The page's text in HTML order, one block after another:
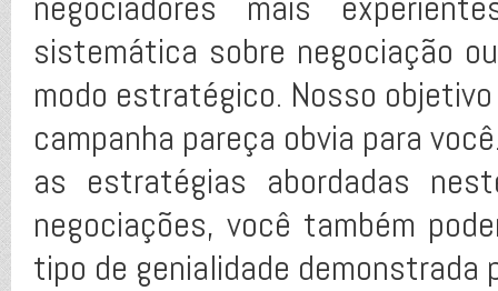
sistemática sobre negociação
modo estratégico. Nosso
campanha pareça obvia para
as estratégias abordadas
negociações, você também
tipo de genialidade demonstrada